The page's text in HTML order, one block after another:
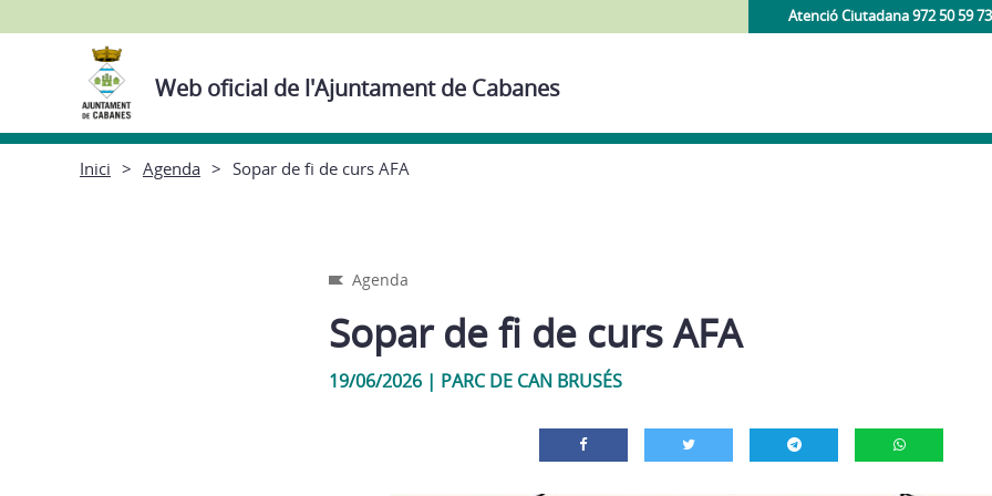
Atenció Ciutadana 972 50 59 73
Web oficial de l'Ajuntament de Cabanes
Inici Agenda Sopar de fi de curs AFA
Agenda
Sopar de fi de curs AFA
19/06/2026 | PARC DE CAN BRUSÉS